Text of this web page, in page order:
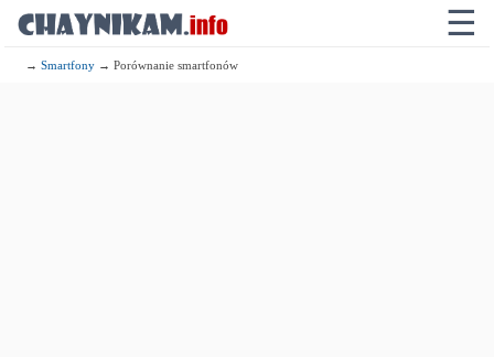
☰
→Smartfony → Porównanie smartfonów